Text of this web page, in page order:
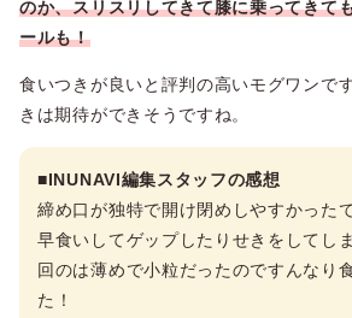
のか、スリスリしてきて膝に乗ってきて
ールも！
食いつきが良いと評判の高いモグワンで
きは期待ができそうですね。
■INUNAVI編集スタッフの感想
締め口が独特で開け閉めしやすかった
早食いしてゲップしたりせきをしてし
回のは薄めで小粒だったのですんなり
た！